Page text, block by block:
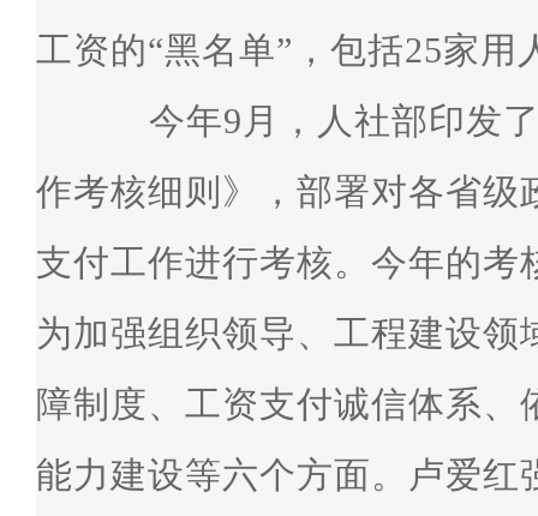
工资的“黑名单”，包括25家用
今年9月，人社部印发了
作考核细则》，部署对各省级
支付工作进行考核。今年的考
为加强组织领导、工程建设
障制度、工资支付诚信体系
能力建设等六个方面。卢爱